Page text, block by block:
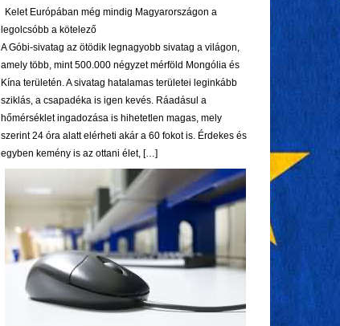
Kelet Európában még mindig Magyarországon a
legolcsóbb a kötelező
A Góbi-sivatag az ötödik legnagyobb sivatag a világon,
amely több, mint 500.000 négyzet mérföld Mongólia és
Kína területén. A sivatag hatalamas területei leginkább
sziklás, a csapadéka is igen kevés. Ráadásul a
hőmérséklet ingadozása is hihetetlen magas, mely
szerint 24 óra alatt elérheti akár a 60 fokot is. Érdekes és
egyben kemény is az ottani élet, […]